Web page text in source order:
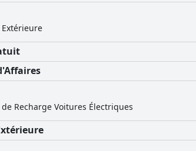
Extérieure
de Recharge Voitures Électriques